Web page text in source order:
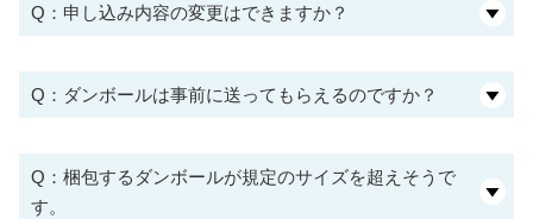
Q：申し込み内容の変更はできますか？
Q：ダンボールは事前に送ってもらえるのですか？
Q：梱包するダンボールが規定のサイズを超えそうで
す。